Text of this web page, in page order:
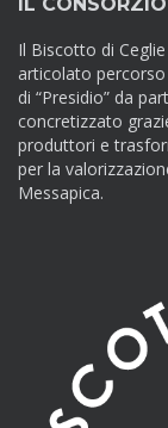
Il Biscotto di
articolato
di “Presidio” da
concretizzato
produttori e
per la
Messapica.